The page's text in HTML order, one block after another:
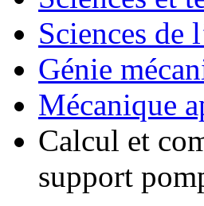
Sciences de
Génie
Mécanique
Calcul et
support